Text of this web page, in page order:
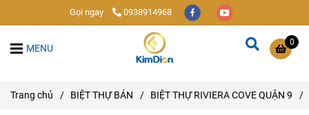
Gọi ngay 0938914968
0
MENU
Trang chủ / BIỆT THỰ BÁN / BIỆT THỰ RIVIERA COVE QUẬN 9 /